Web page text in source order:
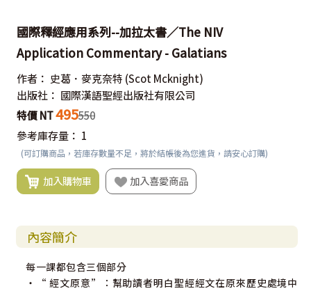
國際釋經應用系列--加拉太書／The NIV
Application Commentary - Galatians
作者： 史葛．麥克奈特 (Scot Mcknight)
出版社： 國際漢語聖經出版社有限公司
特價 NT495550
參考庫存量： 1
(可訂購商品，若庫存數量不足，將於結帳後為您進貨，請安心訂購)
加入購物車 加入喜愛商品
內容簡介
每一課都包含三個部分
‧“ 經文原意”：幫助讀者明白聖經經文在原來歷史處境中